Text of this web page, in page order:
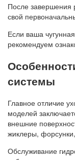
После завершения
свой
Если ваша
рекомендуем
системы
Главное отличие
моделей
внешние
жиклеры,
Обслуживание